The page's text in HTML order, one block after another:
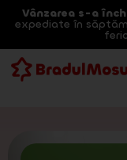
Vânzarea s-a
expediate în